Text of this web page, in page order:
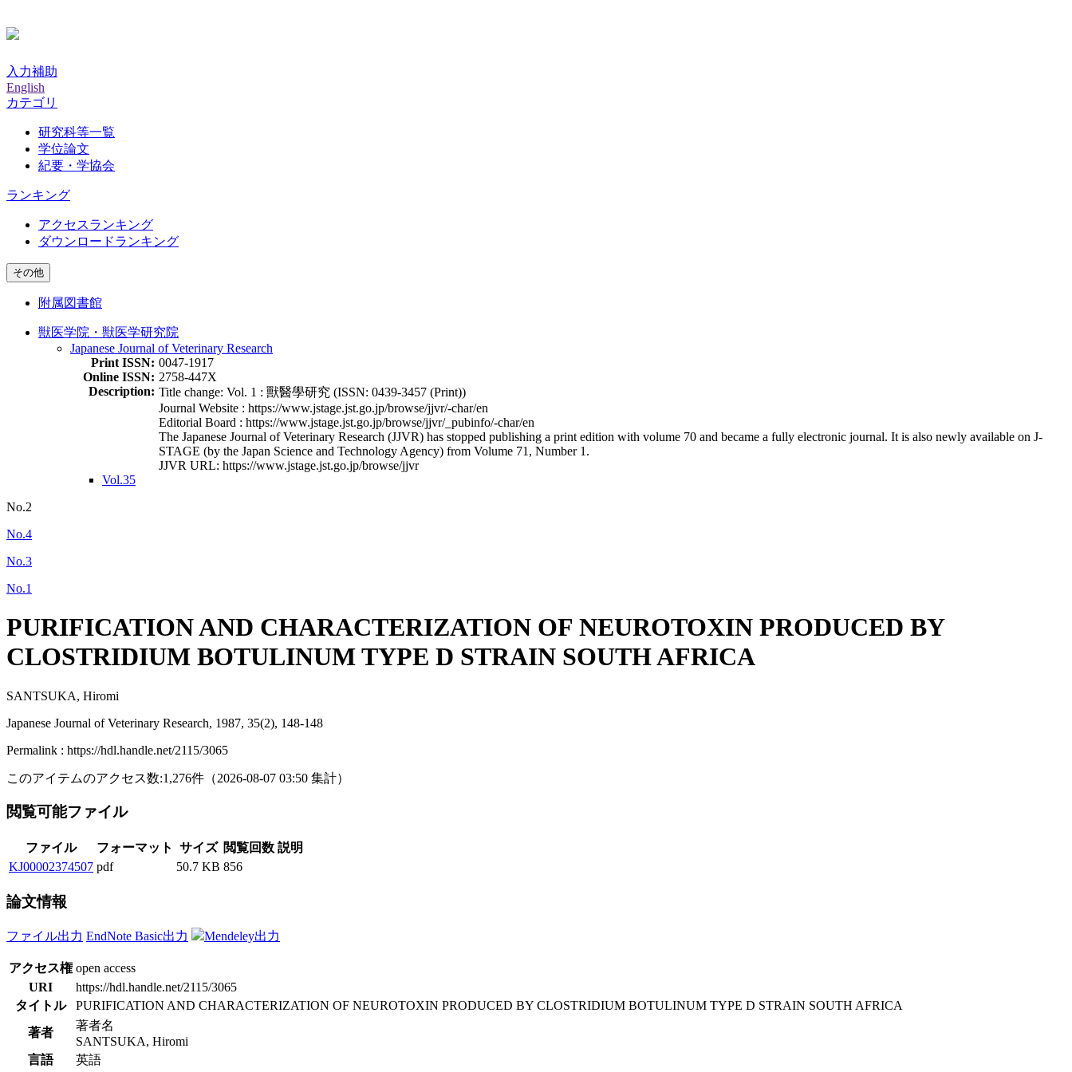
入力補助
English
カテゴリ
研究科等一覧
学位論文
紀要・学協会
ランキング
アクセスランキング
ダウンロードランキング
その他
附属図書館
獣医学院・獣医学研究院
Japanese Journal of Veterinary Research
Print ISSN: 0047-1917
Online ISSN: 2758-447X
Description: Title change: Vol. 1 : 獸醫學研究 (ISSN: 0439-3457 (Print))
Journal Website : https://www.jstage.jst.go.jp/browse/jjvr/-char/en
Editorial Board : https://www.jstage.jst.go.jp/browse/jjvr/_pubinfo/-char/en
The Japanese Journal of Veterinary Research (JJVR) has stopped publishing a print edition with volume 70 and became a fully electronic journal. It is also newly available on J-
STAGE (by the Japan Science and Technology Agency) from Volume 71, Number 1.
JJVR URL: https://www.jstage.jst.go.jp/browse/jjvr
Vol.35
No.2
No.4
No.3
No.1
PURIFICATION AND CHARACTERIZATION OF NEUROTOXIN PRODUCED BY
CLOSTRIDIUM BOTULINUM TYPE D STRAIN SOUTH AFRICA
SANTSUKA, Hiromi
Japanese Journal of Veterinary Research, 1987, 35(2), 148-148
Permalink : https://hdl.handle.net/2115/3065
このアイテムのアクセス数:1,276件 （2026-08-07 03:50 集計）
閲覧可能ファイル
ファイル フォーマット サイズ 閲覧回数 説明
KJ00002374507 pdf 50.7 KB 856
論文情報
ファイル出力 EndNote Basic出力 Mendeley出力
アクセス権 open access
URI
https://hdl.handle.net/2115/3065
タイトル
PURIFICATION AND CHARACTERIZATION OF NEUROTOXIN PRODUCED BY CLOSTRIDIUM BOTULINUM TYPE D STRAIN SOUTH AFRICA
著者
著者名
SANTSUKA, Hiromi
言語
英語